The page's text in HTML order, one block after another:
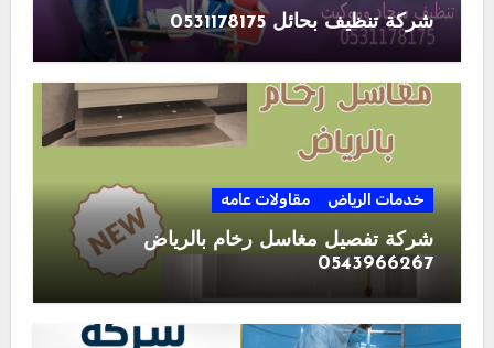
شركة تنظيف بحائل 0531178175
خدمات الرياض مقاولات عامه
شركة تفصيل مغاسل رخام بالرياض
0543966267